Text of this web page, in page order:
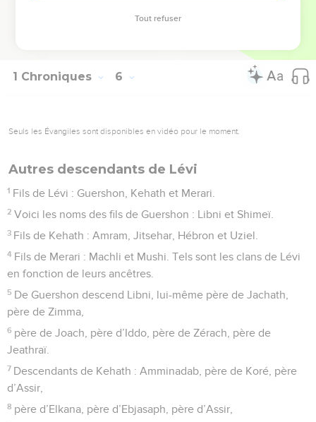
1 Chroniques 6
Seuls les Évangiles sont disponibles en vidéo pour le moment.
Autres descendants de Lévi
1 Fils de Lévi : Guershon, Kehath et Merari.
2 Voici les noms des fils de Guershon : Libni et Shimeï.
3 Fils de Kehath : Amram, Jitsehar, Hébron et Uziel.
4 Fils de Merari : Machli et Mushi. Tels sont les clans de Lévi
en fonction de leurs ancêtres.
5 De Guershon descend Libni, lui-même père de Jachath,
père de Zimma,
6 père de Joach, père d’Iddo, père de Zérach, père de
Jeathraï.
7 Descendants de Kehath : Amminadab, père de Koré, père
d’Assir,
8 père d’Elkana, père d’Ebjasaph, père d’Assir,
Tout refuser